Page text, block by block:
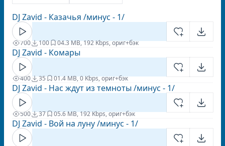
DJ Zavid - Казачья /минус - 1/
700 100 04.3 MB, 192 Kbps, ориг+бэк
DJ Zavid - Комары
400 35 01.4 MB, 0 Kbps, ориг+бэк
DJ Zavid - Нас ждут из темноты /минус - 1/
500 37 05.6 MB, 192 Kbps, ориг+бэк
DJ Zavid - Вой на луну /минус - 1/